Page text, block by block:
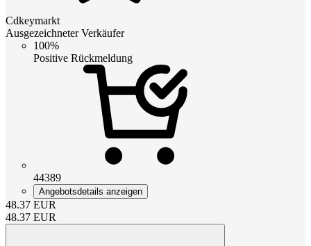
Cdkeymarkt
Ausgezeichneter Verkäufer
100%
Positive Rückmeldung
44389
Angebotsdetails anzeigen
48.37 EUR
48.37 EUR